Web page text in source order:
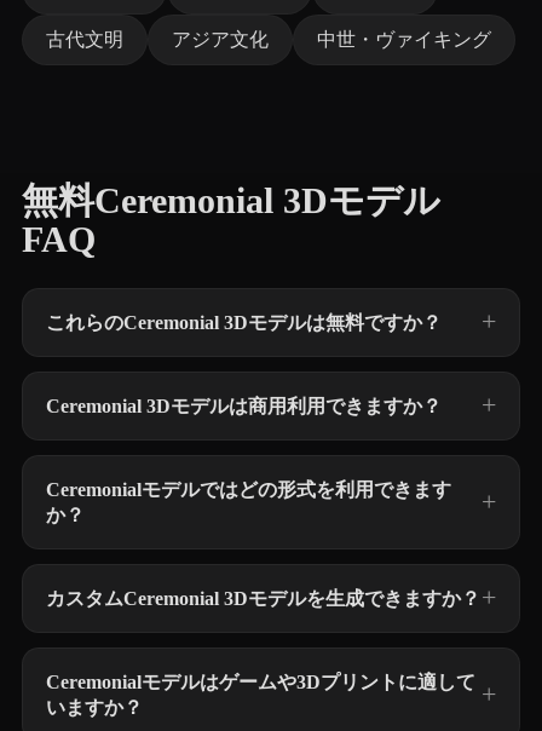
古代文明 アジア文化 中世・ヴァイキング
無料Ceremonial 3Dモデル
FAQ
これらのCeremonial 3Dモデルは無料ですか？
Ceremonial 3Dモデルは商用利用できますか？
Ceremonialモデルではどの形式を利用できます
か？
カスタムCeremonial 3Dモデルを生成できますか？
Ceremonialモデルはゲームや3Dプリントに適して
いますか？